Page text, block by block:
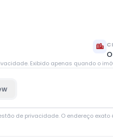
Exibido apenas quando o
de privacidade. O endereço